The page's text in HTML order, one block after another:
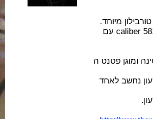
מיוחד.
המנגנון ביצור עצמי של בריגה , אוטומטי דגם caliber 581DR עם
ומוגן פטנט ה
לאחד